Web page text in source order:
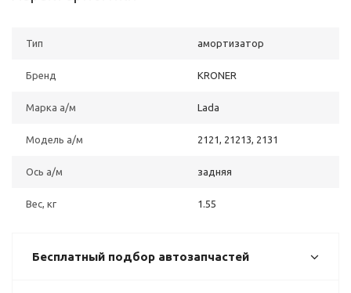
Тип амортизатор
Бренд KRONER
Марка а/м Lada
Модель а/м 2121, 21213, 2131
Ось а/м задняя
Вес, кг 1.55
Бесплатный подбор автозапчастей